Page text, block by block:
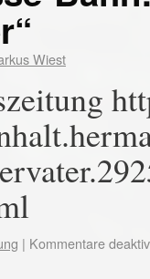
Wiest
| Kommentare